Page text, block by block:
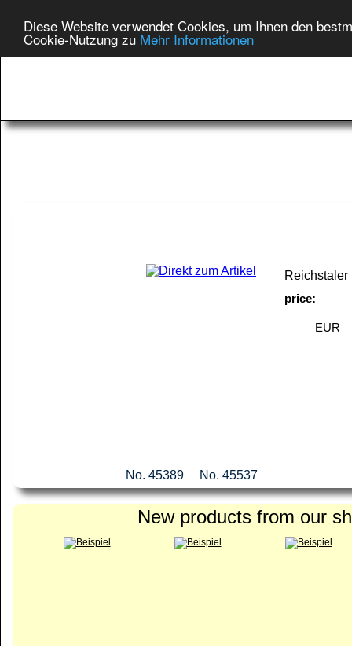
Diese Website verwendet Cookies, um Ihnen den
Cookie-Nutzung zu Mehr Informationen
Reichstaler
price:
EUR
No. 45389 No. 45537
New products from our